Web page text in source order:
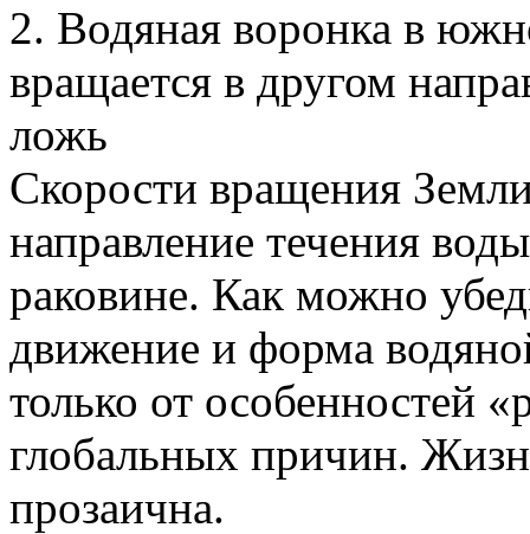
2. Водяная воронка в
вращается в другом
ложь
Скорости вращения
направление течения
раковине. Как можно
движение и форма
только от особенностей
глобальных причин.
прозаична.